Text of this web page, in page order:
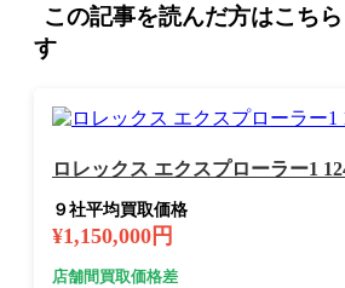
この記事を読んだ方はこち
す
ロレックス エクスプローラー1
９社平均買取価格
¥1,150,000円
店舗間買取価格差